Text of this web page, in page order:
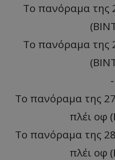
Το πανόραμα της
Το πανόραμα της
-
Το πανόραμα της
πλέι οφ
Το πανόραμα της
πλέι οφ